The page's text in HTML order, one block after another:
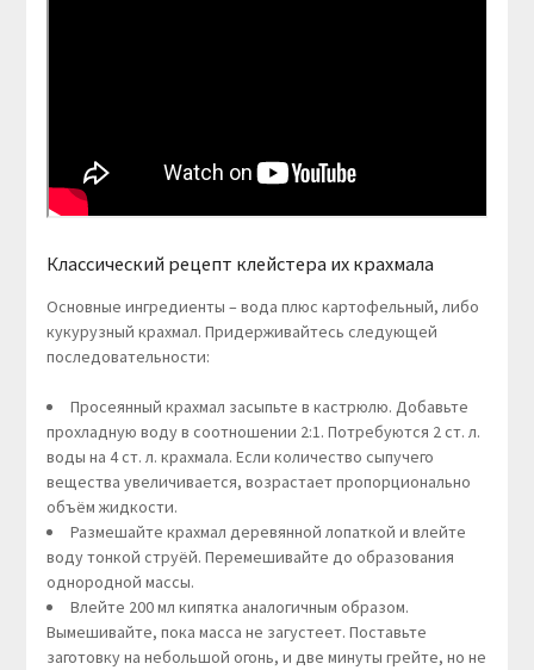
Классический рецепт клейстера их крахмала
Основные ингредиенты – вода плюс картофельный, либо
кукурузный крахмал. Придерживайтесь следующей
последовательности:
Просеянный крахмал засыпьте в кастрюлю. Добавьте
прохладную воду в соотношении 2:1. Потребуются 2 ст. л.
воды на 4 ст. л. крахмала. Если количество сыпучего
вещества увеличивается, возрастает пропорционально
объём жидкости.
Размешайте крахмал деревянной лопаткой и влейте
воду тонкой струёй. Перемешивайте до образования
однородной массы.
Влейте 200 мл кипятка аналогичным образом.
Вымешивайте, пока масса не загустеет. Поставьте
заготовку на небольшой огонь, и две минуты грейте, но не